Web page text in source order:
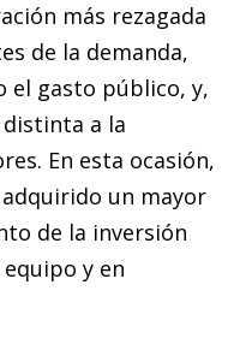
más rezagada
de la demanda,
el gasto público, y,
a la
En esta ocasión,
un mayor
de la inversión
y en